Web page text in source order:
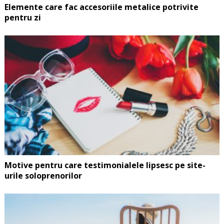
Elemente care fac accesoriile metalice potrivite
pentru zi
Motive pentru care testimonialele lipsesc pe site-
urile soloprenorilor